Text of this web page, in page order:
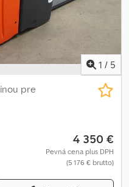
1 / 5
pre
4 350 €
Pevná cena plus DPH
(5 176 € brutto)